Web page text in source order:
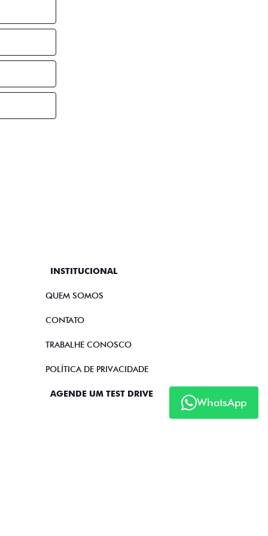
WhatsApp
INSTITUCIONAL
QUEM SOMOS
CONTATO
TRABALHE CONOSCO
POLÍTICA DE PRIVACIDADE
AGENDE UM TEST DRIVE